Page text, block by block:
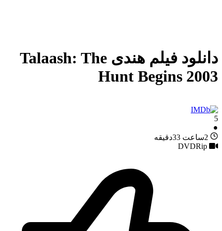
دانلود فیلم هندی Talaash: The
Hunt Begins 2003
5
●
2ساعت 33دقیقه